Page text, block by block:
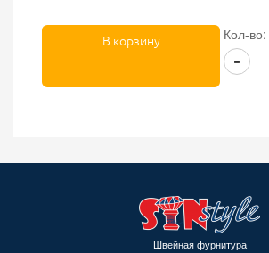
Кол-во:
-
В корзину
Швейная фурнитура